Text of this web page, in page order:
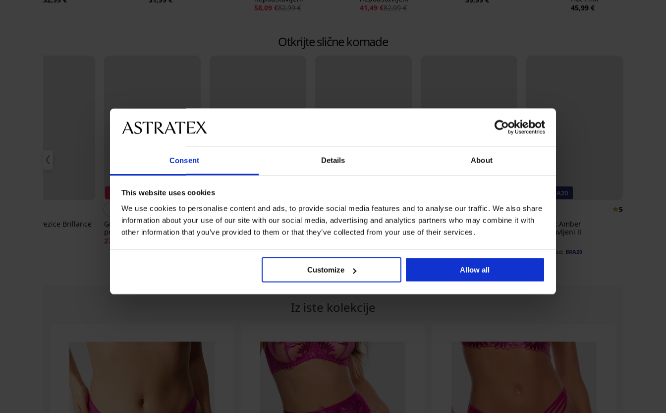
Consent Details About
This website uses cookies
We use cookies to personalise content and ads, to provide social media features and to analyse our traffic. We also share
information about your use of our site with our social media, advertising and analytics partners who may combine it with
other information that you’ve provided to them or that they’ve collected from your use of their services.
Customize Allow all
58,09 €82,99 €
41,49 €82,99 €
45,99 €
Otkrijte slične komade
za podvezice Brillance
Popust -30%
5
Grudnjak Blackie
podstavljeni
27,29 €
Grudnjak Honey podstavljeni
41,99 €
5
Grudnjak Compliment
podstavljeni
33,59 € kod: BRA20
Grudnjak Honey II
nepodstavljeni
31,19 € kod: BRA20
-20% BRA20
5
Grudnjak Amber
nepodstavljeni II
29,59 € kod: BRA20
Iz iste kolekcije